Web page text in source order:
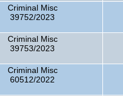
Criminal Misc
39752/2023
Criminal Misc
39753/2023
Criminal Misc
60512/2022